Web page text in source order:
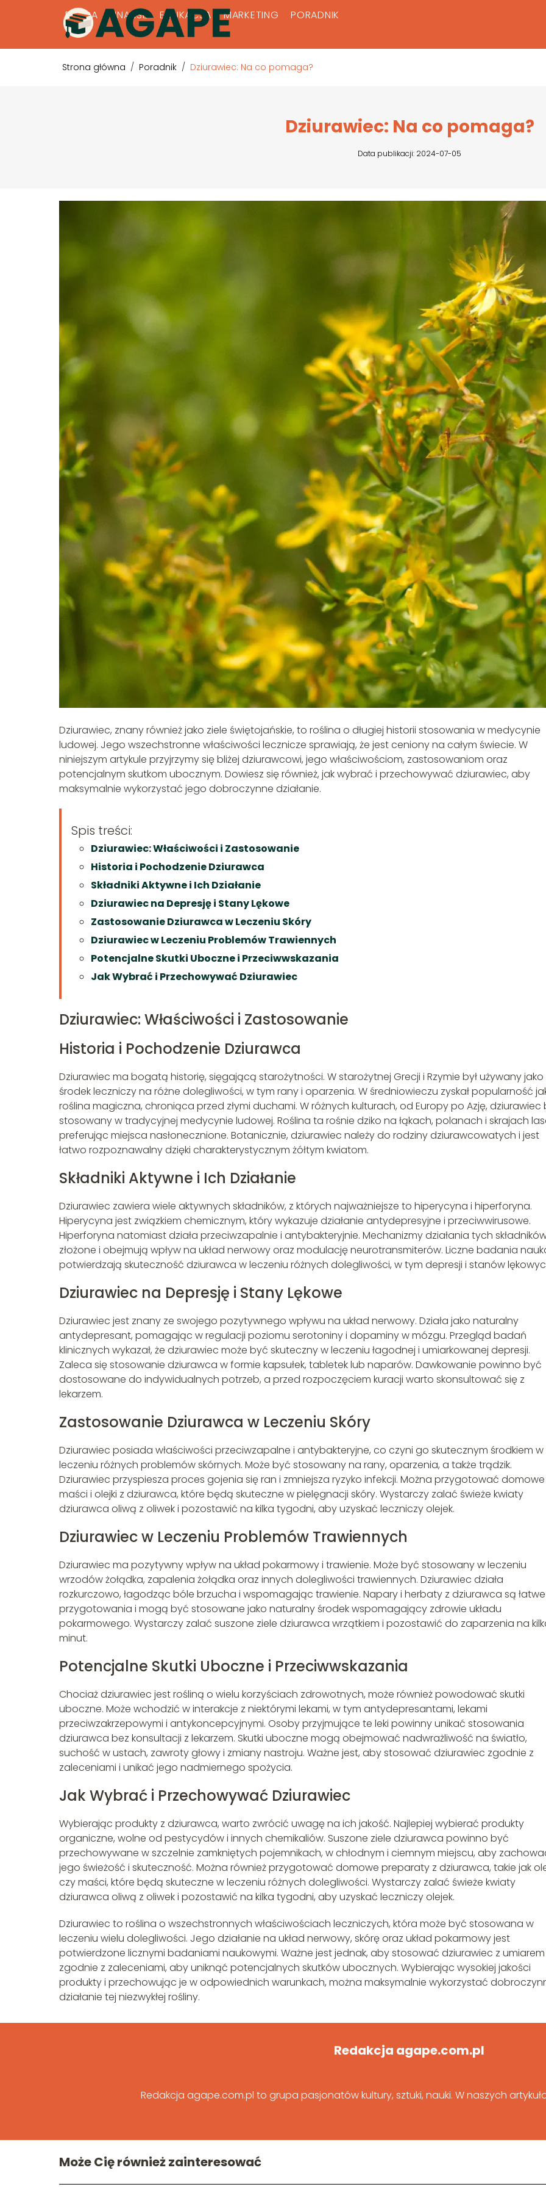
PRACA FINANSE EDUKACJA MARKETING PORADNIK
Strona główna / Poradnik / Dziurawiec: Na co pomaga?
Dziurawiec: Na co pomaga?
Data publikacji: 2024-07-05
Dziurawiec, znany również jako ziele świętojańskie, to roślina o długiej historii stosowania w medycynie
ludowej. Jego wszechstronne właściwości lecznicze sprawiają, że jest ceniony na całym świecie. W
niniejszym artykule przyjrzymy się bliżej dziurawcowi, jego właściwościom, zastosowaniom oraz
potencjalnym skutkom ubocznym. Dowiesz się również, jak wybrać i przechowywać dziurawiec, aby
maksymalnie wykorzystać jego dobroczynne działanie.
Spis treści:
Dziurawiec: Właściwości i Zastosowanie
Historia i Pochodzenie Dziurawca
Składniki Aktywne i Ich Działanie
Dziurawiec na Depresję i Stany Lękowe
Zastosowanie Dziurawca w Leczeniu Skóry
Dziurawiec w Leczeniu Problemów Trawiennych
Potencjalne Skutki Uboczne i Przeciwwskazania
Jak Wybrać i Przechowywać Dziurawiec
Dziurawiec: Właściwości i Zastosowanie
Historia i Pochodzenie Dziurawca
Dziurawiec ma bogatą historię, sięgającą starożytności. W starożytnej Grecji i Rzymie był używany jako
środek leczniczy na różne dolegliwości, w tym rany i oparzenia. W średniowieczu zyskał popularność
roślina magiczna, chroniąca przed złymi duchami. W różnych kulturach, od Europy po Azję, dziurawiec
stosowany w tradycyjnej medycynie ludowej. Roślina ta rośnie dziko na łąkach, polanach i skrajach
preferując miejsca nasłonecznione. Botanicznie, dziurawiec należy do rodziny dziurawcowatych i jest
łatwo rozpoznawalny dzięki charakterystycznym żółtym kwiatom.
Składniki Aktywne i Ich Działanie
Dziurawiec zawiera wiele aktywnych składników, z których najważniejsze to hiperycyna i hiperforyna.
Hiperycyna jest związkiem chemicznym, który wykazuje działanie antydepresyjne i przeciwwirusowe.
Hiperforyna natomiast działa przeciwzapalnie i antybakteryjnie. Mechanizmy działania tych
złożone i obejmują wpływ na układ nerwowy oraz modulację neurotransmiterów. Liczne badania
potwierdzają skuteczność dziurawca w leczeniu różnych dolegliwości, w tym depresji i stanów
Dziurawiec na Depresję i Stany Lękowe
Dziurawiec jest znany ze swojego pozytywnego wpływu na układ nerwowy. Działa jako naturalny
antydepresant, pomagając w regulacji poziomu serotoniny i dopaminy w mózgu. Przegląd badań
klinicznych wykazał, że dziurawiec może być skuteczny w leczeniu łagodnej i umiarkowanej depresji.
Zaleca się stosowanie dziurawca w formie kapsułek, tabletek lub naparów. Dawkowanie powinno być
dostosowane do indywidualnych potrzeb, a przed rozpoczęciem kuracji warto skonsultować się z
lekarzem.
Zastosowanie Dziurawca w Leczeniu Skóry
Dziurawiec posiada właściwości przeciwzapalne i antybakteryjne, co czyni go skutecznym środkiem w
leczeniu różnych problemów skórnych. Może być stosowany na rany, oparzenia, a także trądzik.
Dziurawiec przyspiesza proces gojenia się ran i zmniejsza ryzyko infekcji. Można przygotować domowe
maści i olejki z dziurawca, które będą skuteczne w pielęgnacji skóry. Wystarczy zalać świeże kwiaty
dziurawca oliwą z oliwek i pozostawić na kilka tygodni, aby uzyskać leczniczy olejek.
Dziurawiec w Leczeniu Problemów Trawiennych
Dziurawiec ma pozytywny wpływ na układ pokarmowy i trawienie. Może być stosowany w leczeniu
wrzodów żołądka, zapalenia żołądka oraz innych dolegliwości trawiennych. Dziurawiec działa
rozkurczowo, łagodząc bóle brzucha i wspomagając trawienie. Napary i herbaty z dziurawca są
przygotowania i mogą być stosowane jako naturalny środek wspomagający zdrowie układu
pokarmowego. Wystarczy zalać suszone ziele dziurawca wrzątkiem i pozostawić do zaparzenia na
minut.
Potencjalne Skutki Uboczne i Przeciwwskazania
Chociaż dziurawiec jest rośliną o wielu korzyściach zdrowotnych, może również powodować skutki
uboczne. Może wchodzić w interakcje z niektórymi lekami, w tym antydepresantami, lekami
przeciwzakrzepowymi i antykoncepcyjnymi. Osoby przyjmujące te leki powinny unikać stosowania
dziurawca bez konsultacji z lekarzem. Skutki uboczne mogą obejmować nadwrażliwość na światło,
suchość w ustach, zawroty głowy i zmiany nastroju. Ważne jest, aby stosować dziurawiec zgodnie z
zaleceniami i unikać jego nadmiernego spożycia.
Jak Wybrać i Przechowywać Dziurawiec
Wybierając produkty z dziurawca, warto zwrócić uwagę na ich jakość. Najlepiej wybierać produkty
organiczne, wolne od pestycydów i innych chemikaliów. Suszone ziele dziurawca powinno być
przechowywane w szczelnie zamkniętych pojemnikach, w chłodnym i ciemnym miejscu, aby
jego świeżość i skuteczność. Można również przygotować domowe preparaty z dziurawca, takie jak
czy maści, które będą skuteczne w leczeniu różnych dolegliwości. Wystarczy zalać świeże kwiaty
dziurawca oliwą z oliwek i pozostawić na kilka tygodni, aby uzyskać leczniczy olejek.
Dziurawiec to roślina o wszechstronnych właściwościach leczniczych, która może być stosowana w
leczeniu wielu dolegliwości. Jego działanie na układ nerwowy, skórę oraz układ pokarmowy jest
potwierdzone licznymi badaniami naukowymi. Ważne jest jednak, aby stosować dziurawiec z
zgodnie z zaleceniami, aby uniknąć potencjalnych skutków ubocznych. Wybierając wysokiej jakości
produkty i przechowując je w odpowiednich warunkach, można maksymalnie wykorzystać
działanie tej niezwykłej rośliny.
Redakcja agape.com.pl
Redakcja agape.com.pl to grupa pasjonatów kultury, sztuki, nauki. W naszych
Może Cię również zainteresować